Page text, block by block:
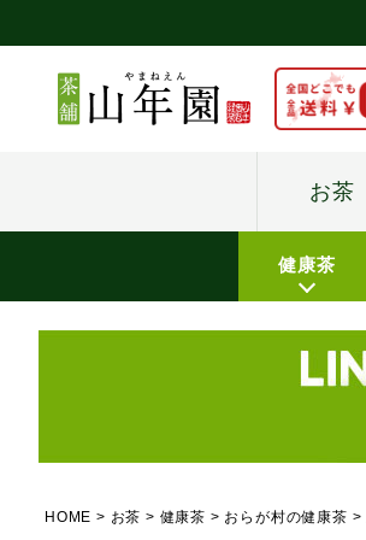
お茶
健康茶
HOME お茶 健康茶 おらが村の健康茶